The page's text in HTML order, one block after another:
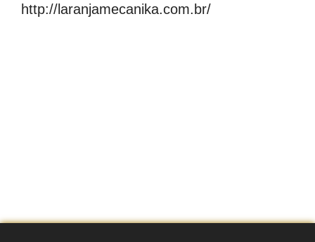
http://laranjamecanika.com.br/